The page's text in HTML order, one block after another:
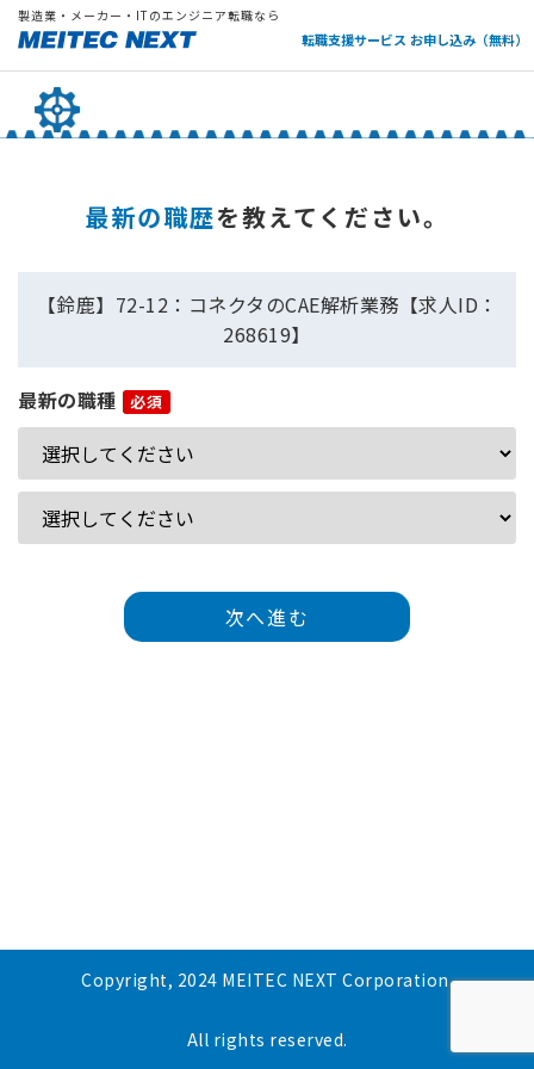
製造業・メーカー・ITのエンジニア転職なら
転職支援サービス お申し込み（無料）
最新の職歴を教えてください。
【鈴鹿】72-12：コネクタのCAE解析業務【求人ID：
268619】
最新の職種
次へ進む
Copyright, 2024 MEITEC NEXT Corporation.
All rights reserved.